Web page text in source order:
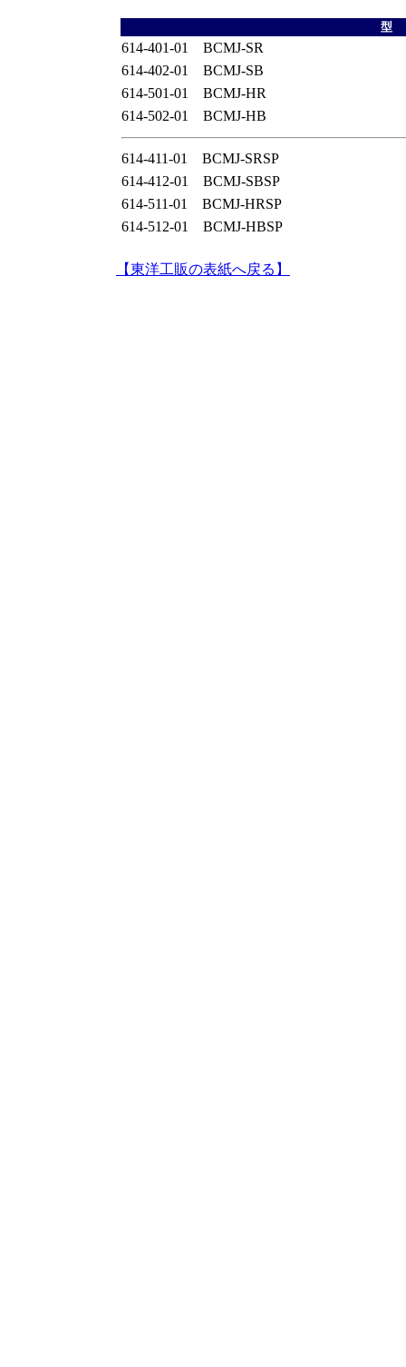
614-401-01 BCMJ-SR
614-402-01 BCMJ-SB
614-501-01 BCMJ-HR
614-502-01 BCMJ-HB
614-411-01 BCMJ-SRSP
614-412-01 BCMJ-SBSP
614-511-01 BCMJ-HRSP
614-512-01 BCMJ-HBSP
【東洋工販の表紙へ戻る】